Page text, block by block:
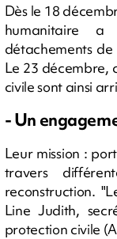
Dès le 18
humanitaire
détachements
Le 23 décembre,
civile sont ainsi
- Un
Leur mission :
travers
reconstruction.
Line Judith,
protection civile